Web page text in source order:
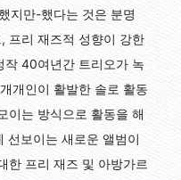
지만-했다는 것은 분명
프리 재즈적 성향이 강한
작 40여년간 트리오가 녹
개인이 활발한 솔로 활동
이는 방식으로 활동을 해
선보이는 새로운 앨범이
한 프리 재즈 및 아방가르